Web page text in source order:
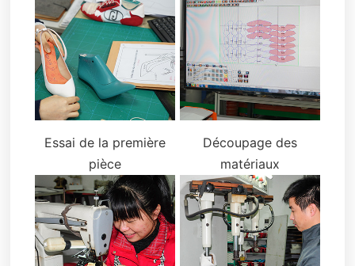
Essai de la première
pièce
Découpage des
matériaux